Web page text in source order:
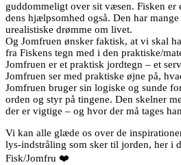
guddommeligt over sit væsen. Fisken er
dens hjælpsomhed også. Den har
urealistiske drømme om livet.
Og Jomfruen ønsker faktisk, at vi skal
fra Fiskens tegn med i den praktiske/
Jomfruen er et praktisk jordtegn – et
Jomfruen ser med praktiske øjne på,
Jomfruen bruger sin logiske og sunde
orden og styr på tingene. Den skelner
der er vigtige – og hvor der må tages
Vi kan alle glæde os over de
lys-indstråling som sker til jorden, her i
Fisk/Jomfru ❤️